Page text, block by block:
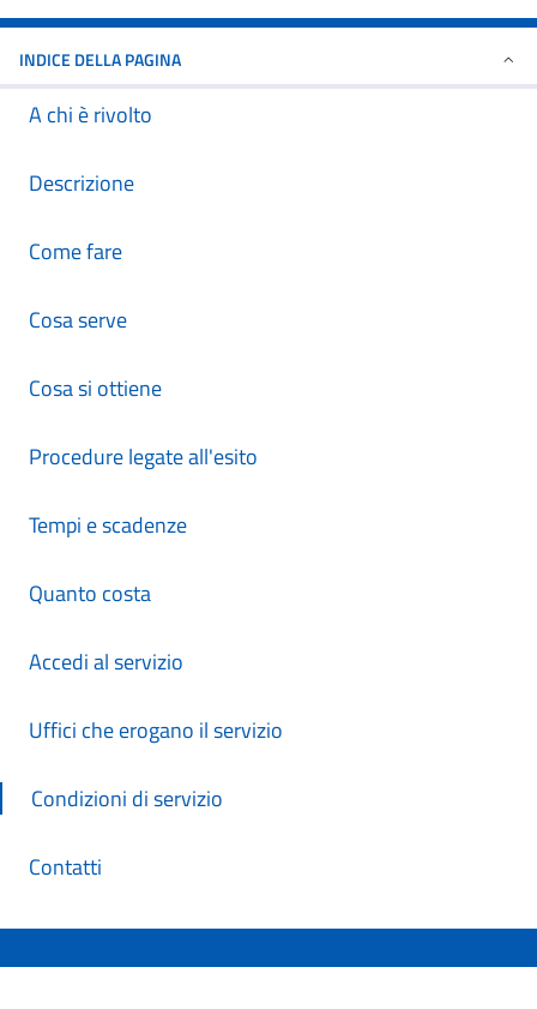
INDICE DELLA PAGINA
A chi è rivolto
Descrizione
Come fare
Cosa serve
Cosa si ottiene
Procedure legate all'esito
Tempi e scadenze
Quanto costa
Accedi al servizio
Uffici che erogano il servizio
Condizioni di servizio
Contatti